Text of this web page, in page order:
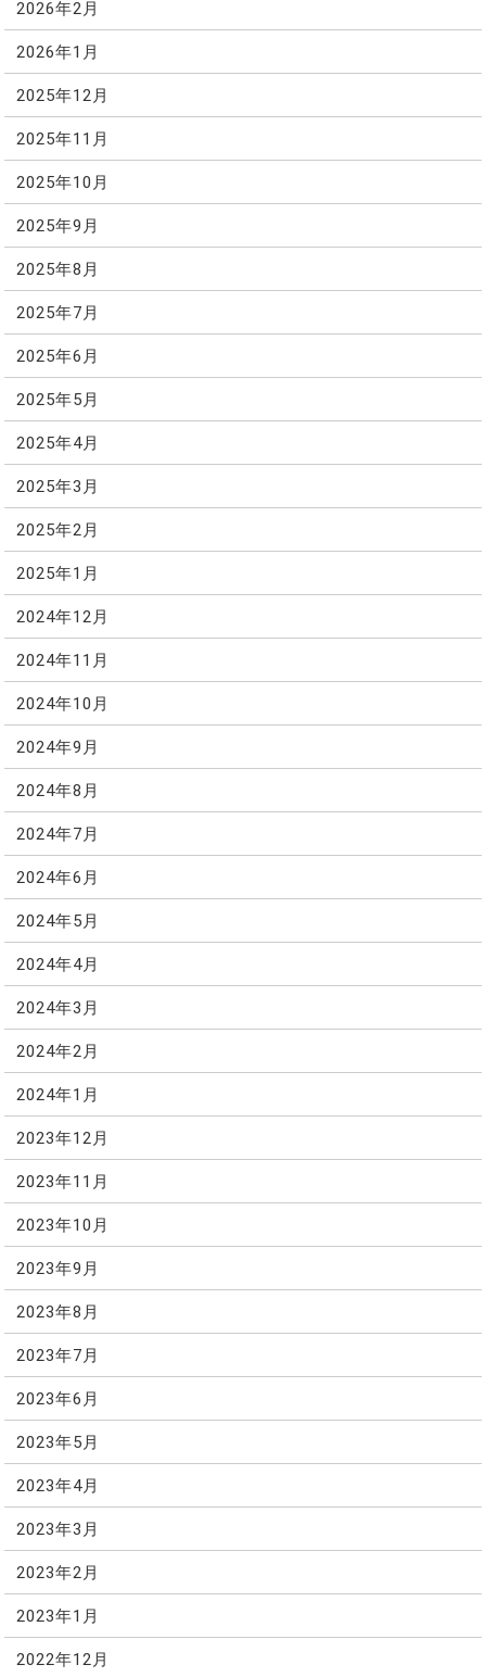
2026年2月
2026年1月
2025年12月
2025年11月
2025年10月
2025年9月
2025年8月
2025年7月
2025年6月
2025年5月
2025年4月
2025年3月
2025年2月
2025年1月
2024年12月
2024年11月
2024年10月
2024年9月
2024年8月
2024年7月
2024年6月
2024年5月
2024年4月
2024年3月
2024年2月
2024年1月
2023年12月
2023年11月
2023年10月
2023年9月
2023年8月
2023年7月
2023年6月
2023年5月
2023年4月
2023年3月
2023年2月
2023年1月
2022年12月